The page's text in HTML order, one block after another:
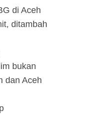
di Aceh
ditambah
bukan
dan Aceh